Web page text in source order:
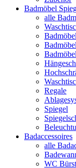
Badmöbel
alle
Regale
Spiegel
Badaccessoires
alle
WC